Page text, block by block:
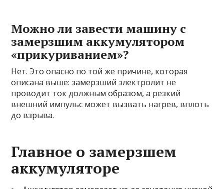
Можно ли завести машину с
замерзшим аккумулятором
«прикуриванием»?
Нет. Это опасно по той же причине, которая
описана выше: замерзший электролит не
проводит ток должным образом, а резкий
внешний импульс может вызвать нагрев, вплоть
до взрыва.
Главное о замерзшем
аккумуляторе